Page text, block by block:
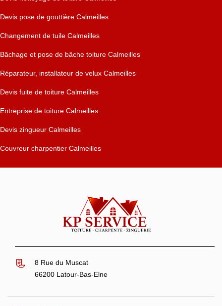
Devis pose de gouttière Calmeilles
Changement de tuile Calmeilles
Bâchage et pose de bâche toiture Calmeilles
Réparateur, installateur de velux Calmeilles
Devis fuite de toiture Calmeilles
Entreprise de toiture Calmeilles
Devis zingueur Calmeilles
Couvreur charpentier Calmeilles
8 Rue du Muscat
66200 Latour-Bas-Elne